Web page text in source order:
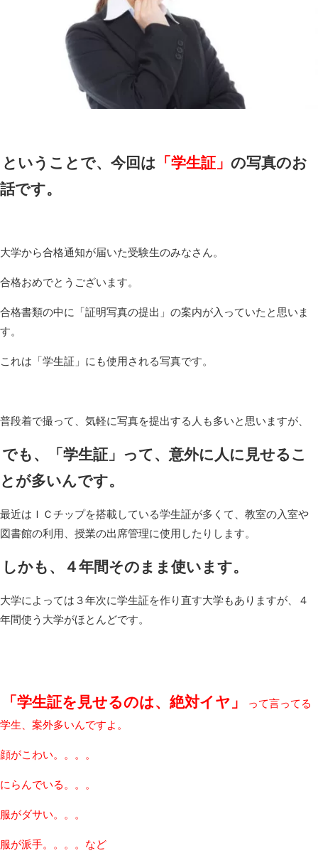
ということで、今回は 「学生証」 の写真のお
話です。
大学から合格通知が届いた受験生のみなさん。
合格おめでとうございます。
合格書類の中に「証明写真の提出」の案内が入っていたと思いま
す。
これは「学生証」にも使用される写真です。
普段着で撮って、気軽に写真を提出する人も多いと思いますが、
でも、「学生証」って、意外に人に見せるこ
とが多いんです。
最近はＩＣチップを搭載している学生証が多くて、教室の入室や
図書館の利用、授業の出席管理に使用したりします。
しかも、４年間そのまま使います。
大学によっては３年次に学生証を作り直す大学もありますが、４
年間使う大学がほとんどです。
「学生証を見せるのは、絶対イヤ」
って言ってる
学生、案外多いんですよ。
顔がこわい。。。。
にらんでいる。。。
服がダサい。。。
服が派手。。。。など